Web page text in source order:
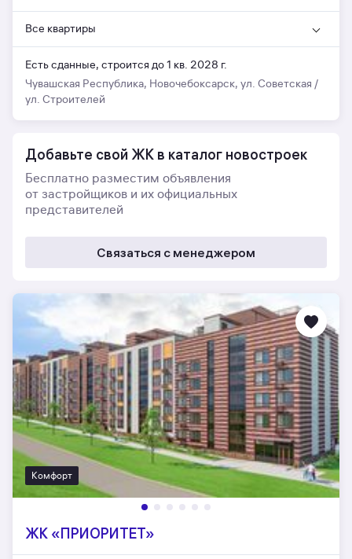
Все квартиры
Есть сданные, строится до 1 кв. 2028 г.
Чувашская Республика, Новочебоксарск, ул. Советская /
ул. Строителей
Добавьте свой ЖК в каталог новостроек
Бесплатно разместим объявления
от застройщиков и их официальных
представителей
Связаться с менеджером
Комфорт
ЖК «ПРИОРИТЕТ»